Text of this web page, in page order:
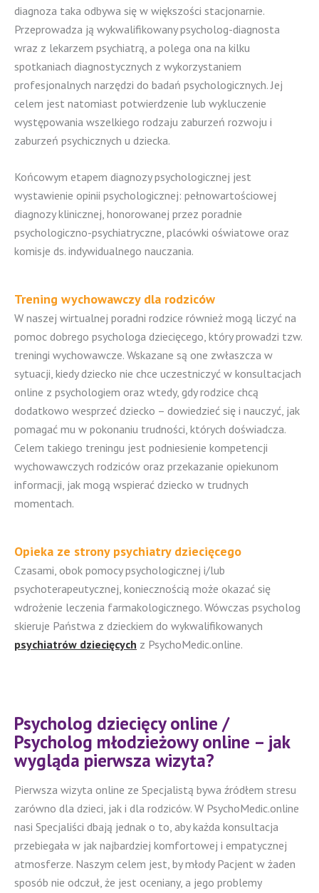
diagnoza taka odbywa się w większości stacjonarnie.
Przeprowadza ją wykwalifikowany psycholog-diagnosta
wraz z lekarzem psychiatrą, a polega ona na kilku
spotkaniach diagnostycznych z wykorzystaniem
profesjonalnych narzędzi do badań psychologicznych. Jej
celem jest natomiast potwierdzenie lub wykluczenie
występowania wszelkiego rodzaju zaburzeń rozwoju i
zaburzeń psychicznych u dziecka.
Końcowym etapem diagnozy psychologicznej jest
wystawienie opinii psychologicznej: pełnowartościowej
diagnozy klinicznej, honorowanej przez poradnie
psychologiczno-psychiatryczne, placówki oświatowe oraz
komisje ds. indywidualnego nauczania.
Trening wychowawczy dla rodziców
W naszej wirtualnej poradni rodzice również mogą liczyć na
pomoc dobrego psychologa dziecięcego, który prowadzi tzw.
treningi wychowawcze. Wskazane są one zwłaszcza w
sytuacji, kiedy dziecko nie chce uczestniczyć w konsultacjach
online z psychologiem oraz wtedy, gdy rodzice chcą
dodatkowo wesprzeć dziecko – dowiedzieć się i nauczyć, jak
pomagać mu w pokonaniu trudności, których doświadcza.
Celem takiego treningu jest podniesienie kompetencji
wychowawczych rodziców oraz przekazanie opiekunom
informacji, jak mogą wspierać dziecko w trudnych
momentach.
Opieka ze strony psychiatry dziecięcego
Czasami, obok pomocy psychologicznej i/lub
psychoterapeutycznej, koniecznością może okazać się
wdrożenie leczenia farmakologicznego. Wówczas psycholog
skieruje Państwa z dzieckiem do wykwalifikowanych
psychiatrów dziecięcych z PsychoMedic.online.
Psycholog dziecięcy online /
Psycholog młodzieżowy online – jak
wygląda pierwsza wizyta?
Pierwsza wizyta online ze Specjalistą bywa źródłem stresu
zarówno dla dzieci, jak i dla rodziców. W PsychoMedic.online
nasi Specjaliści dbają jednak o to, aby każda konsultacja
przebiegała w jak najbardziej komfortowej i empatycznej
atmosferze. Naszym celem jest, by młody Pacjent w żaden
sposób nie odczuł, że jest oceniany, a jego problemy